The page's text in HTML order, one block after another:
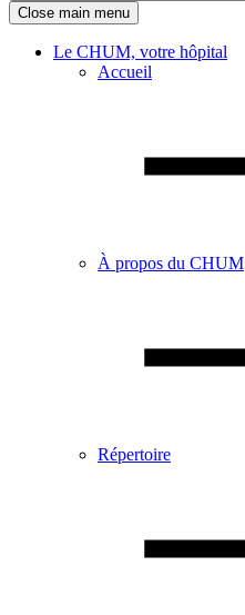
Close main menu
Le CHUM, votre hôpital
Accueil
À propos du CHUM
Répertoire